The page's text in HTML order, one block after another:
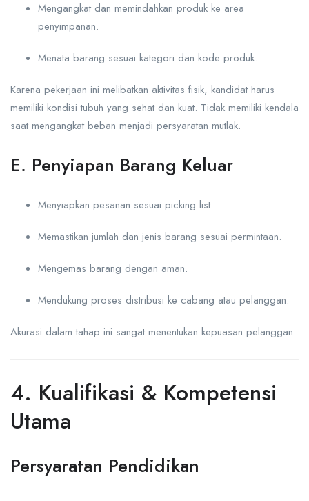
Mengangkat dan memindahkan produk ke area
penyimpanan.
Menata barang sesuai kategori dan kode produk.
Karena pekerjaan ini melibatkan aktivitas fisik, kandidat harus
memiliki kondisi tubuh yang sehat dan kuat. Tidak memiliki kendala
saat mengangkat beban menjadi persyaratan mutlak.
E. Penyiapan Barang Keluar
Menyiapkan pesanan sesuai picking list.
Memastikan jumlah dan jenis barang sesuai permintaan.
Mengemas barang dengan aman.
Mendukung proses distribusi ke cabang atau pelanggan.
Akurasi dalam tahap ini sangat menentukan kepuasan pelanggan.
4. Kualifikasi & Kompetensi
Utama
Persyaratan Pendidikan